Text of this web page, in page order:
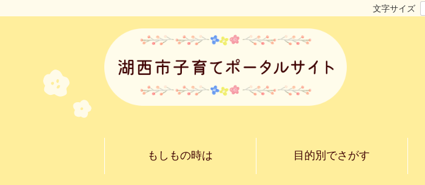
文字サイズ
もしもの時は 目的別でさがす